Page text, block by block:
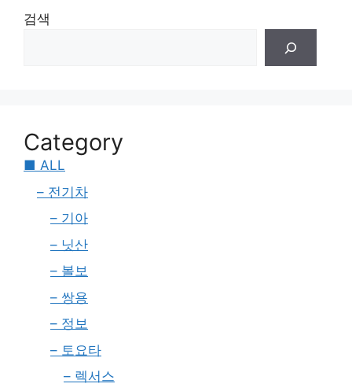
검색
Category
■ ALL
– 전기차
– 기아
– 닛산
– 볼보
– 쌍용
– 정보
– 토요타
– 렉서스